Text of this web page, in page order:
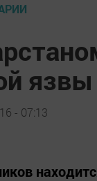
язвы
- 07:13